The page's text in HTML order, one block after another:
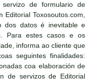
servizo de formulario de
Editorial Toxosoutos.com,
dos datos é inevitable e
Para estes casos e os
informa ao cliente que
seguintes finalidades:
coa elaboración de
de servizos de Editorial